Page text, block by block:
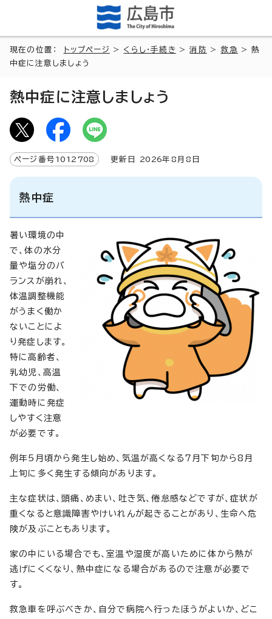
現在の位置： トップページ > くらし・手続き >消防 >救急
> 熱
中症に注意しましょう
熱中症に注意しましょう
ページ番号 1012708 更新日 2026年8月8日
熱中症
暑い環境の中
で、体の水分
量や塩分のバ
ランスが崩れ、
体温調整機能
がうまく働か
ないことによ
り発症します。
特に高齢者、
乳幼児、高温
下での労働、
運動時に発症
しやすく注意
が必要です。
例年5月頃から発生し始め、気温が高くなる7月下旬から8月
上旬に多く発生する傾向があります。
主な症状は、頭痛、めまい、吐き気、倦怠感などですが、症状が
重くなると意識障害やけいれんが起きることがあり、生命へ危
険が及ぶこともあります。
家の中にいる場合でも、室温や湿度が高いために体から熱が
逃げにくくなり、熱中症になる場合があるので注意が必要で
す。
救急車を呼ぶべきか、自分で病院へ行ったほうがよいか、どこ